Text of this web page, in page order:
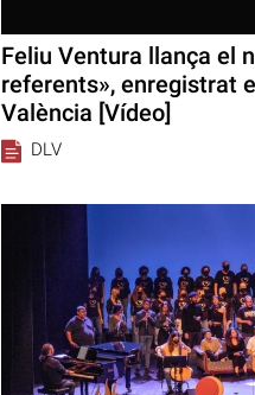
Feliu Ventura llança el
referents», enregistrat
València [Vídeo]
DLV